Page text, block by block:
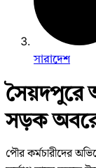
সারাদেশ
সৈয়দপুরে
সড়ক
পৌর কর্মচারীদের